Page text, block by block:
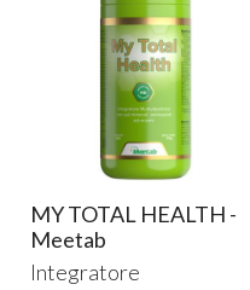
MY TOTAL HEALTH -
Meetab
Integratore